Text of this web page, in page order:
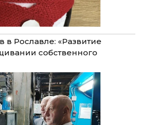
в Рославле: «Развитие
собственного